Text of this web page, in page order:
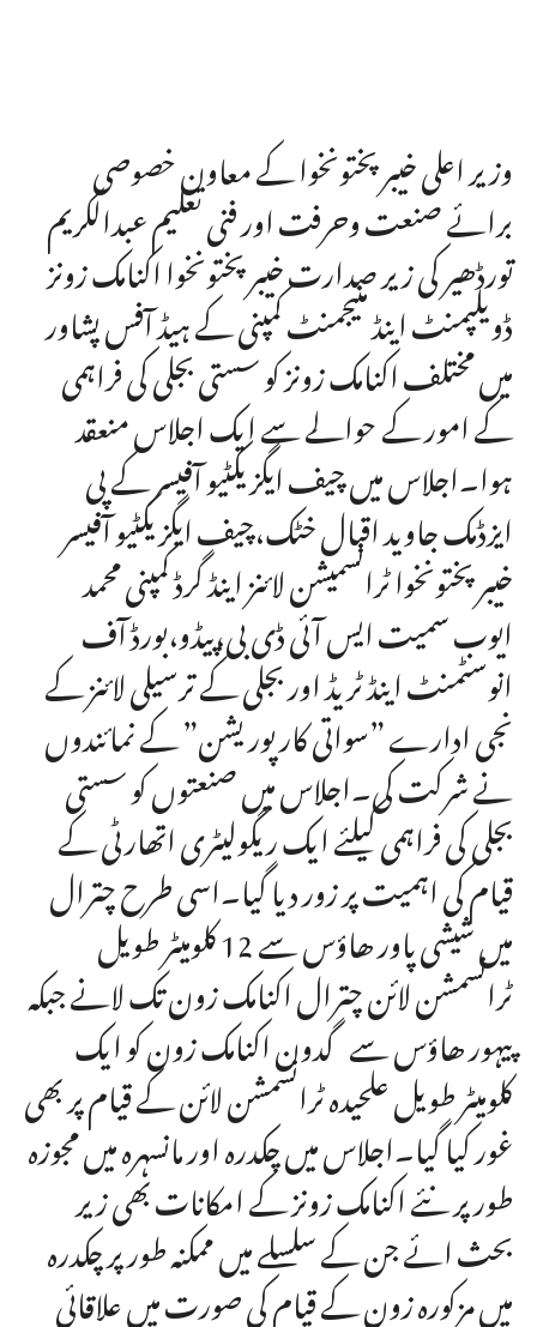
وزیر اعلی خیبر پختونخوا کے معاون خصوصی
برائے صنعت وحرفت اور فنی تعلیم عبدالکریم
تورڈھیر کی زیر صدارت خیبر پختونخوا اکنامک زونز
ڈویلپمنٹ اینڈ منیجمنٹ کمپنی کے ہیڈ آفس پشاور
میں مختلف اکنامک زونز کو سستی بجلی کی فراہمی
کے امور کے حوالے سے ایک اجلاس منعقد
ہوا۔اجلاس میں چیف ایگزیکٹیو آفیسر کے پی
ایزڈمک جاوید اقبال خٹک،چیف ایگزیکٹیو آفیسر
خیبر پختونخوا ٹرانسمیشن لائنز اینڈ گرڈ کمپنی محمد
ایوب سمیت ایس آئی ڈی بی،پیڈو،بورڈ آف
انوسٹمنٹ اینڈ ٹریڈ اور بجلی کے ترسیلی لائنز کے
نجی ادارے ”سواتی کارپوریشن” کے نمائندوں
نے شرکت کی۔اجلاس میں صنعتوں کو سستی
بجلی کی فراہمی کیلئے ایک ریگولیٹری اتھارٹی کے
قیام کی اہمیت پر زور دیا گیا۔اسی طرح چترال
میں شیشی پاور ھاؤس سے 12 کلومیٹر طویل
ٹرانسمشن لائن چترال اکنامک زون تک لانے جبکہ
پیہور ھاؤس سے گدون اکنامک زون کو ایک
کلومیٹر طویل علحیدہ ٹرانسمشن لائن کے قیام پر بھی
غور کیا گیا۔اجلاس میں چکدرہ اور مانسہرہ میں مجوزہ
طور پر نئے اکنامک زونز کے امکانات بھی زیر
بحث ائے جن کے سلسلے میں ممکنہ طور پر چکدرہ
میں مزکورہ زون کے قیام کی صورت میں علاقائی